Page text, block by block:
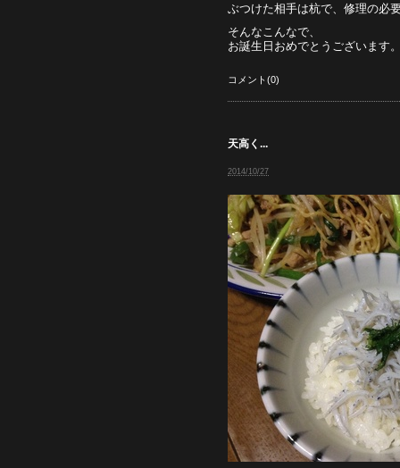
ぶつけた相手は杭で、修理の必
そんなこんなで、
お誕生日おめでとうございます
コメント(0)
天高く...
2014/10/27